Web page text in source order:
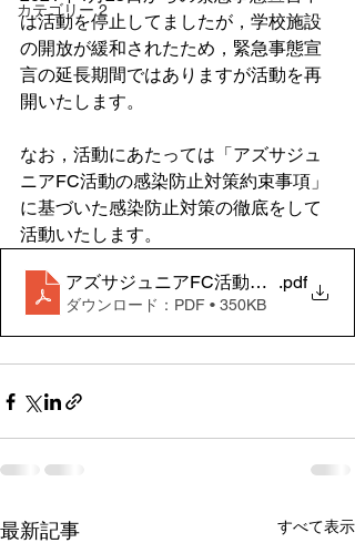
カテゴリー 2
は活動を停止してましたが，学校施設
の開放が緩和されたため，緊急事態宣
言の延長期間ではありますが活動を再
開いたします。
なお，活動にあたっては「アズサジュ
ニアFC活動の感染防止対策約束事項」
に基づいた感染防止対策の徹底をして
活動いたします。
アズサジュニアFC活動の感染防止対
.pdf
ダウンロード：PDF • 350KB
最新記事 すべて表示